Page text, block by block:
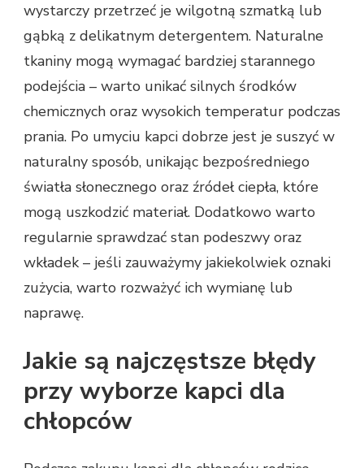
wystarczy przetrzeć je wilgotną szmatką lub
gąbką z delikatnym detergentem. Naturalne
tkaniny mogą wymagać bardziej starannego
podejścia – warto unikać silnych środków
chemicznych oraz wysokich temperatur podczas
prania. Po umyciu kapci dobrze jest je suszyć w
naturalny sposób, unikając bezpośredniego
światła słonecznego oraz źródeł ciepła, które
mogą uszkodzić materiał. Dodatkowo warto
regularnie sprawdzać stan podeszwy oraz
wkładek – jeśli zauważymy jakiekolwiek oznaki
zużycia, warto rozważyć ich wymianę lub
naprawę.
Jakie są najczęstsze błędy
przy wyborze kapci dla
chłopców